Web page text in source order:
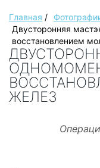
Главная /
Двусторонняя
восстановлением
ЖЕЛЕЗ